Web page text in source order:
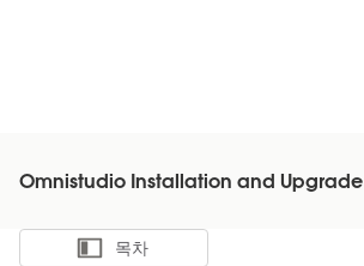
Omnistudio Installation and Upgrade
목차 표시
목차